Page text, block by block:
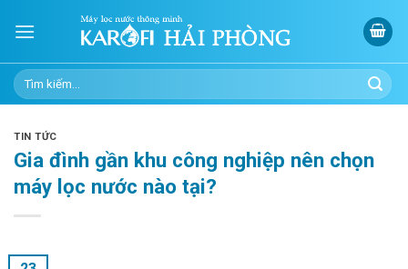
Tìm
kiếm:
TIN TỨC
Gia đình gần khu công nghiệp nên chọn
máy lọc nước nào tại?